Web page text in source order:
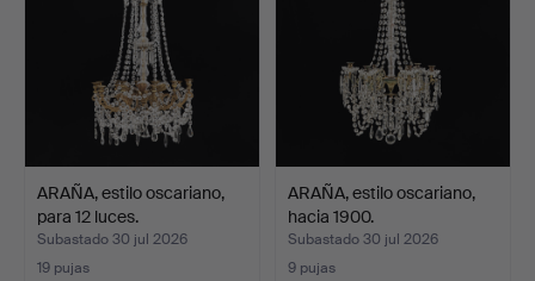
ARAÑA, estilo oscariano,
para 12 luces.
Subastado 30 jul 2026
19 pujas
ARAÑA, estilo oscariano,
hacia 1900.
Subastado 30 jul 2026
9 pujas